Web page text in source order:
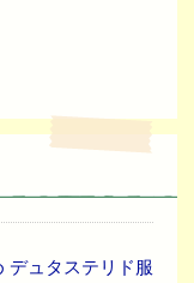
デュタステリド服